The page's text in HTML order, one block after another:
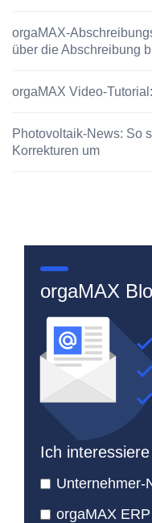
orgaMAX-
über die Abschreibung
orgaMAX Video-
Photovoltaik-News: So
Korrekturen um
orgaMAX
Ich
Unternehmer-
orgaMAX